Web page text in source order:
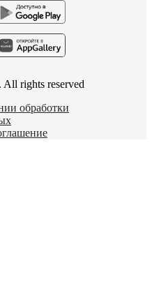
. All rights reserved
обработки